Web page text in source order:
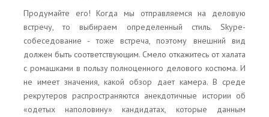
Продумайте его! Когда мы отправляемся на деловую
встречу, то выбираем определенный стиль. Skype-
собеседование - тоже встреча, поэтому внешний вид
должен быть соответствующим. Смело откажитесь от халата
с ромашками в пользу полноценного делового костюма. И
не имеет значения, какой обзор дает камера. В среде
рекрутеров распространяются анекдотичные истории об
«одетых наполовину» кандидатах, которые данным